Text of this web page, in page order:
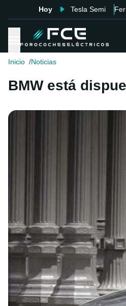
Hoy Tesla Semi
Inicio Noticias
BMW está